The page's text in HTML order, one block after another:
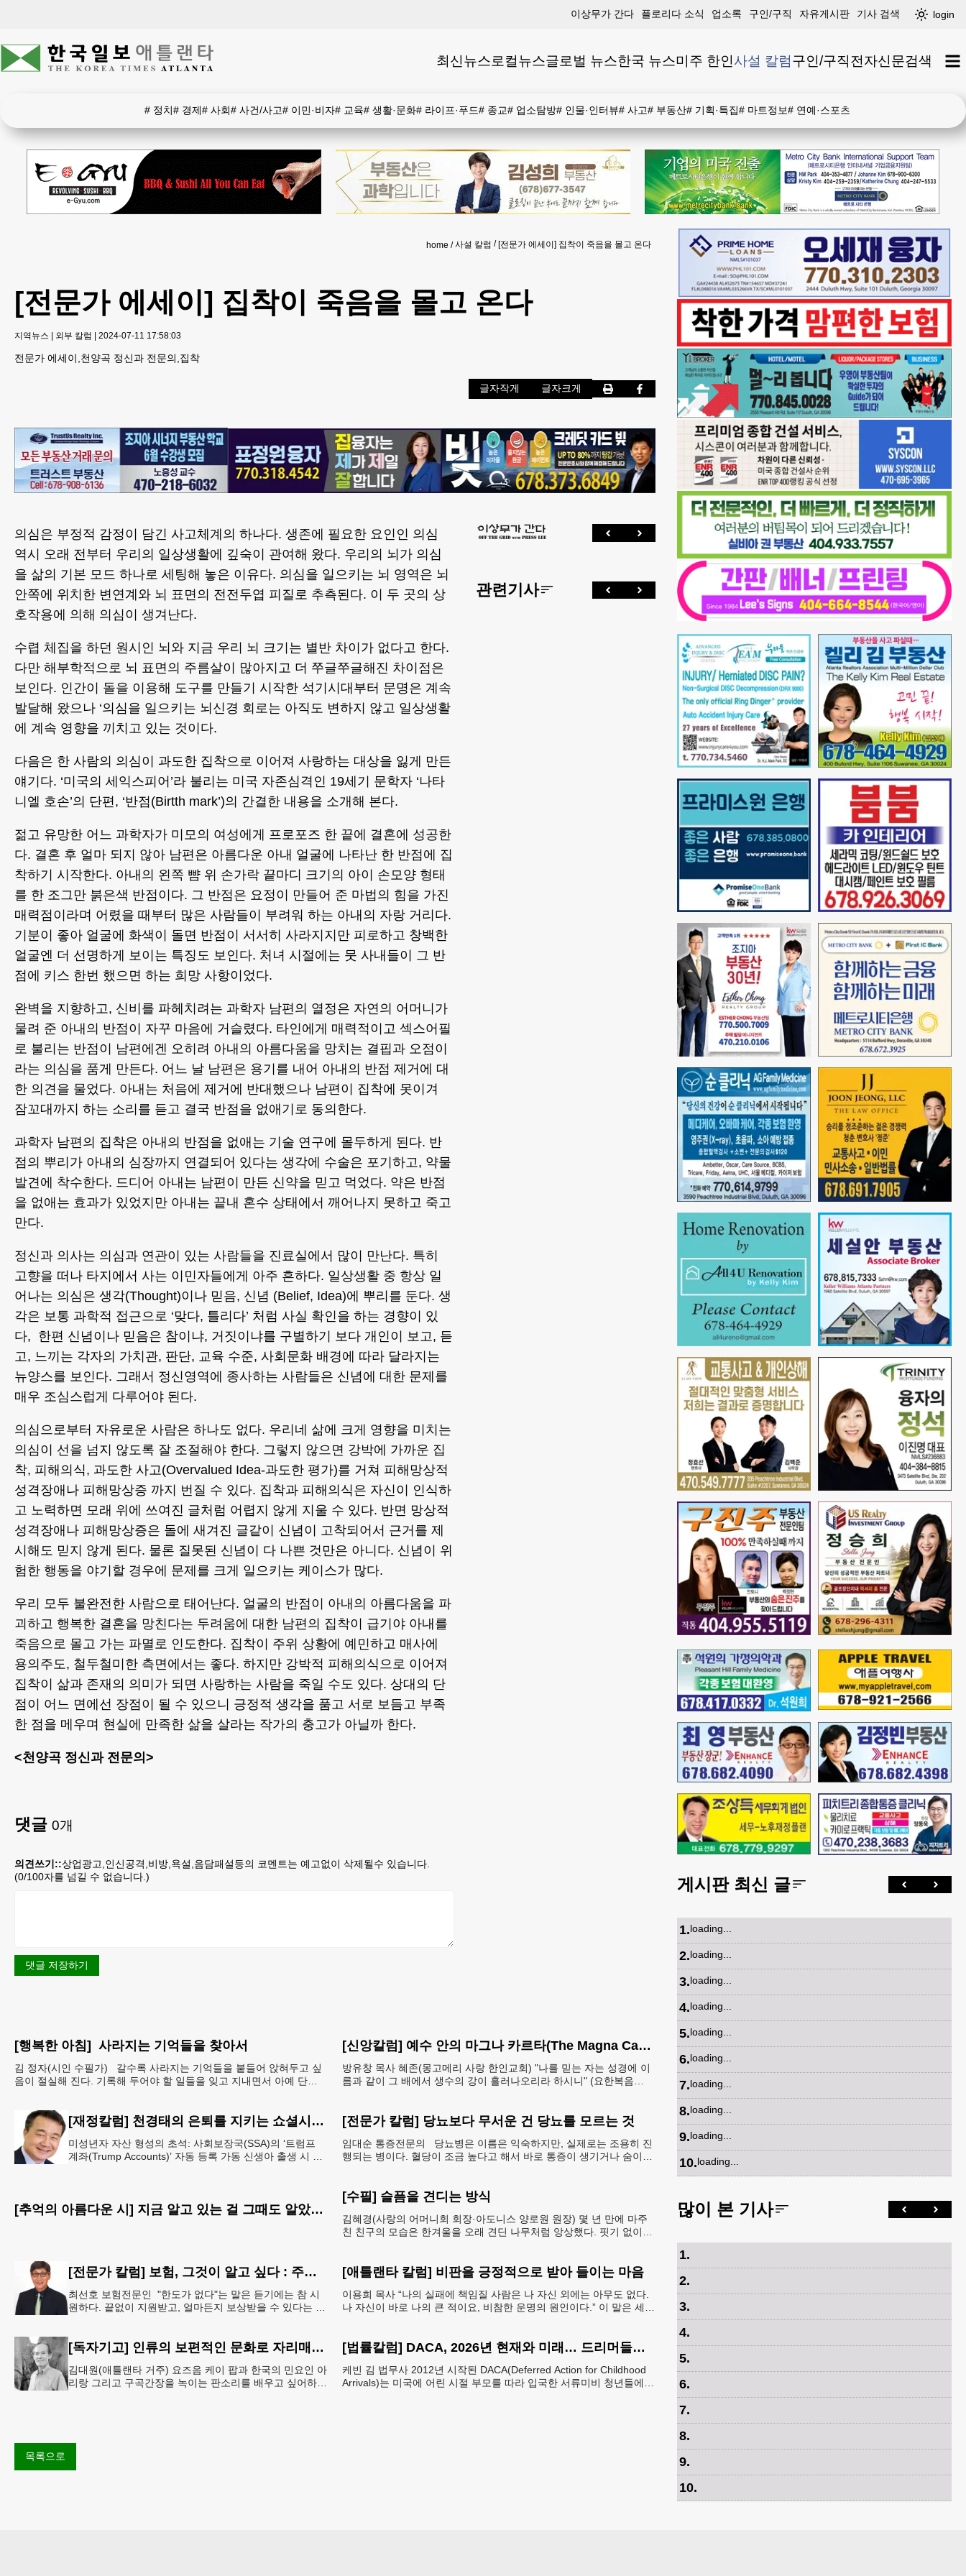
이상무가 간다 플로리다 소식 업소록 구인/구직 자유게시판 기사 검색 login
최신뉴스로컬뉴스글로벌 뉴스한국 뉴스미주 한인사설 칼럼구인/구직전자신문검색
# 정치# 경제# 사회# 사건/사고# 이민·비자# 교육# 생활·문화# 라이프·푸드# 종교# 업소탐방# 인물·인터뷰# 사고# 부동산# 기획·특집# 마트정보# 연예·스포츠
home 사설 칼럼 [전문가 에세이] 집착이 죽음을 몰고 온다
[전문가 에세이] 집착이 죽음을 몰고 온다
지역뉴스 | 외부 칼럼 | 2024-07-11 17:58:03
전문가 에세이,천양곡 정신과 전문의,집착
글자작게 글자크게
의심은 부정적 감정이 담긴 사고체계의 하나다. 생존에 필요한 요인인 의심
역시 오래 전부터 우리의 일상생활에 깊숙이 관여해 왔다. 우리의 뇌가 의심
을 삶의 기본 모드 하나로 세팅해 놓은 이유다. 의심을 일으키는 뇌 영역은 뇌
안쪽에 위치한 변연계와 뇌 표면의 전전두엽 피질로 추측된다. 이 두 곳의 상
호작용에 의해 의심이 생겨난다.
수렵 체집을 하던 원시인 뇌와 지금 우리 뇌 크기는 별반 차이가 없다고 한다.
다만 해부학적으로 뇌 표면의 주름살이 많아지고 더 쭈글쭈글해진 차이점은
보인다. 인간이 돌을 이용해 도구를 만들기 시작한 석기시대부터 문명은 계속
발달해 왔으나 ‘의심을 일으키는 뇌신경 회로는 아직도 변하지 않고 일상생활
에 계속 영향을 끼치고 있는 것이다.
다음은 한 사람의 의심이 과도한 집착으로 이어져 사랑하는 대상을 잃게 만든
얘기다. ‘미국의 세익스피어’라 불리는 미국 자존심격인 19세기 문학자 ‘나타
니엘 호손’의 단편, ‘반점(Birtth mark’)의 간결한 내용을 소개해 본다.
젊고 유망한 어느 과학자가 미모의 여성에게 프로포즈 한 끝에 결혼에 성공한
다. 결혼 후 얼마 되지 않아 남편은 아름다운 아내 얼굴에 나타난 한 반점에 집
착하기 시작한다. 아내의 왼쪽 뺨 위 손가락 끝마디 크기의 아이 손모양 형태
를 한 조그만 붉은색 반점이다. 그 반점은 요정이 만들어 준 마법의 힘을 가진
매력점이라며 어렸을 때부터 많은 사람들이 부려워 하는 아내의 자랑 거리다.
기분이 좋아 얼굴에 화색이 돌면 반점이 서서히 사라지지만 피로하고 창백한
얼굴엔 더 선명하게 보이는 특징도 보인다. 처녀 시절에는 뭇 사내들이 그 반
점에 키스 한번 했으면 하는 희망 사항이었다.
완벽을 지향하고, 신비를 파헤치려는 과학자 남편의 열정은 자연의 어머니가
물려 준 아내의 반점이 자꾸 마음에 거슬렸다. 타인에게 매력적이고 섹스어필
로 불리는 반점이 남편에겐 오히려 아내의 아름다움을 망치는 결핍과 오점이
라는 의심을 품게 만든다. 어느 날 남편은 용기를 내어 아내의 반점 제거에 대
한 의견을 물었다. 아내는 처음에 제거에 반대했으나 남편이 집착에 못이겨
잠꼬대까지 하는 소리를 듣고 결국 반점을 없애기로 동의한다.
과학자 남편의 집착은 아내의 반점을 없애는 기술 연구에 몰두하게 된다. 반
점의 뿌리가 아내의 심장까지 연결되어 있다는 생각에 수술은 포기하고, 약물
발견에 착수한다. 드디어 아내는 남편이 만든 신약을 믿고 먹었다. 약은 반점
을 없애는 효과가 있었지만 아내는 끝내 혼수 상태에서 깨어나지 못하고 죽고
만다.
정신과 의사는 의심과 연관이 있는 사람들을 진료실에서 많이 만난다. 특히
고향을 떠나 타지에서 사는 이민자들에게 아주 흔하다. 일상생활 중 항상 일
어나는 의심은 생각(Thought)이나 믿음, 신념 (Belief, Idea)에 뿌리를 둔다. 생
각은 보통 과학적 접근으로 ‘맞다, 틀리다’ 처럼 사실 확인을 하는 경향이 있
다, 한편 신념이나 믿음은 참이냐, 거짓이냐를 구별하기 보다 개인이 보고, 듣
고, 느끼는 각자의 가치관, 판단, 교육 수준, 사회문화 배경에 따라 달라지는
뉴양스를 보인다. 그래서 정신영역에 종사하는 사람들은 신념에 대한 문제를
매우 조심스럽게 다루어야 된다.
의심으로부터 자유로운 사람은 하나도 없다. 우리네 삶에 크게 영향을 미치는
의심이 선을 넘지 않도록 잘 조절해야 한다. 그렇지 않으면 강박에 가까운 집
착, 피해의식, 과도한 사고(Overvalued Idea-과도한 평가)를 거쳐 피해망상적
성격장애나 피해망상증 까지 번질 수 있다. 집착과 피해의식은 자신이 인식하
고 노력하면 모래 위에 쓰여진 글처럼 어렵지 않게 지울 수 있다. 반면 망상적
성격장애나 피해망상증은 돌에 새겨진 글같이 신념이 고착되어서 근거를 제
시해도 믿지 않게 된다. 물론 질못된 신념이 다 나쁜 것만은 아니다. 신념이 위
험한 행동을 야기할 경우에 문제를 크게 일으키는 케이스가 많다.
우리 모두 불완전한 사람으로 태어난다. 얼굴의 반점이 아내의 아름다움을 파
괴하고 행복한 결혼을 망친다는 두려움에 대한 남편의 집착이 급기야 아내를
죽음으로 몰고 가는 파멸로 인도한다. 집착이 주위 상황에 예민하고 매사에
용의주도, 철두철미한 측면에서는 좋다. 하지만 강박적 피해의식으로 이어져
집착이 삶과 존재의 의미가 되면 사랑하는 사람을 죽일 수도 있다. 상대의 단
점이 어느 면에선 장점이 될 수 있으니 긍정적 생각을 품고 서로 보듬고 부족
한 점을 메우며 현실에 만족한 삶을 살라는 작가의 충고가 아닐까 한다.
<천양곡 정신과 전문의>
댓글 0개
의견쓰기::상업광고,인신공격,비방,욕설,음담패설등의 코멘트는 예고없이 삭제될수 있습니다.
(0/100자를 넘길 수 없습니다.)
댓글 저장하기
관련기사
[행복한 아침] 사라지는 기억들을 찾아서
김 정자(시인 수필가) 갈수록 사라지는 기억들을 붙들어 앉혀두고 싶
음이 절실해 진다. 기록해 두어야 할 일들을 잊고 지내면서 아예 단서
[신앙칼럼] 예수 안의 마그나 카르타(The Magna Carta in Jesus, 요한복음John 7:38)
방유창 목사 혜존(몽고메리 사랑 한인교회) "나를 믿는 자는 성경에 이
름과 같이 그 배에서 생수의 강이 흘러나오리라 하시니" (요한복음
[재정칼럼] 천경태의 은퇴를 지키는 쇼셜시큐리티 인사이트 - 은퇴와 생활의 기초를 지키는 가장 현실적인 제도 읽기 (18)
미성년자 자산 형성의 초석: 사회보장국(SSA)의 ‘트럼프
계좌(Trump Accounts)’ 자동 등록 가동 신생아 출생 시 자
[전문가 칼럼] 당뇨보다 무서운 건 당뇨를 모르는 것
임대순 통증전문의 당뇨병은 이름은 익숙하지만, 실제로는 조용히 진
행되는 병이다. 혈당이 조금 높다고 해서 바로 통증이 생기거나 숨이
[추억의 아름다운 시] 지금 알고 있는 걸 그때도 알았더라면
[수필] 슬픔을 견디는 방식
김혜경(사랑의 어머니회 회장·아도니스 양로원 원장) 몇 년 만에 마주
친 친구의 모습은 한겨울을 오래 견딘 나무처럼 앙상했다. 핏기 없이
[전문가 칼럼] 보험, 그것이 알고 싶다 : 주택보험, 보상 한도액은 얼마나 가입해야 할까?
최선호 보험전문인 "한도가 없다"는 말은 듣기에는 참 시
원하다. 끝없이 지원받고, 얼마든지 보상받을 수 있다는 뜻
[애틀랜타 칼럼] 비판을 긍정적으로 받아 들이는 마음
이용희 목사 “나의 실패에 책임질 사람은 나 자신 외에는 아무도 없다.
나 자신이 바로 나의 큰 적이요, 비참한 운명의 원인이다.” 이 말은 세인
[독자기고] 인류의 보편적인 문화로 자리매김 한 K-컬쳐
김대원(애틀랜타 거주) 요즈음 케이 팝과 한국의 민요인 아
리랑 그리고 구곡간장을 녹이는 판소리를 배우고 싶어하는
[법률칼럼] DACA, 2026년 현재와 미래… 드리머들의 선택은 무엇인가
케빈 김 법무사 2012년 시작된 DACA(Deferred Action for Childhood
Arrivals)는 미국에 어린 시절 부모를 따라 입국한 서류미비 청년들에게
목록으로
게시판 최신 글
1.loading...
2.loading...
3.loading...
4.loading...
5.loading...
6.loading...
7.loading...
8.loading...
9.loading...
10.loading...
많이 본 기사
1.
2.
3.
4.
5.
6.
7.
8.
9.
10.